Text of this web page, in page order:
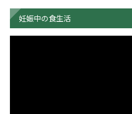
妊娠中の食生活